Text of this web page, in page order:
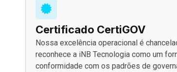
Certificado CertiGOV
Nossa excelência operacional é
reconhece a iNB Tecnologia como um
conformidade com os padrões de